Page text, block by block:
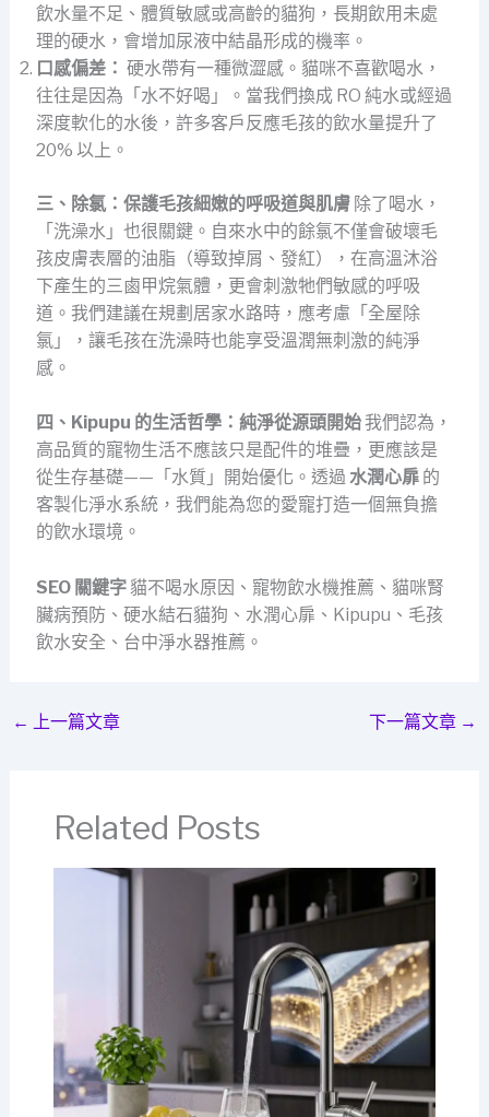
飲水量不足、體質敏感或高齡的貓狗，長期飲用未處
理的硬水，會增加尿液中結晶形成的機率。
口感偏差： 硬水帶有一種微澀感。貓咪不喜歡喝水，
往往是因為「水不好喝」。當我們換成 RO 純水或經過
深度軟化的水後，許多客戶反應毛孩的飲水量提升了
20% 以上。
三、除氯：保護毛孩細嫩的呼吸道與肌膚除了喝水，
「洗澡水」也很關鍵。自來水中的餘氯不僅會破壞毛
孩皮膚表層的油脂（導致掉屑、發紅），在高溫沐浴
下產生的三鹵甲烷氣體，更會刺激牠們敏感的呼吸
道。我們建議在規劃居家水路時，應考慮「全屋除
氯」，讓毛孩在洗澡時也能享受溫潤無刺激的純淨
感。
四、Kipupu 的生活哲學：純淨從源頭開始我們認為，
高品質的寵物生活不應該只是配件的堆疊，更應該是
從生存基礎——「水質」開始優化。透過 水潤心扉的
客製化淨水系統，我們能為您的愛寵打造一個無負擔
的飮水環境。
SEO 關鍵字貓不喝水原因、寵物飲水機推薦、貓咪腎
臟病預防、硬水結石貓狗、水潤心扉、Kipupu、毛孩
飲水安全、台中淨水器推薦。
← 上一篇文章 下一篇文章 →
Related Posts